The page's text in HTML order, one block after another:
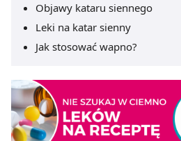
Objawy kataru siennego
Leki na katar sienny
Jak stosować wapno?